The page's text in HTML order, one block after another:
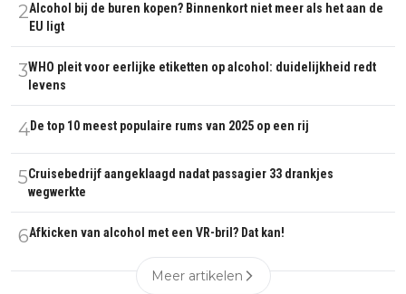
2Alcohol bij de buren kopen? Binnenkort niet meer als het aan de
EU ligt
3WHO pleit voor eerlijke etiketten op alcohol: duidelijkheid redt
levens
4De top 10 meest populaire rums van 2025 op een rij
5Cruisebedrijf aangeklaagd nadat passagier 33 drankjes
wegwerkte
6Afkicken van alcohol met een VR-bril? Dat kan!
Meer artikelen